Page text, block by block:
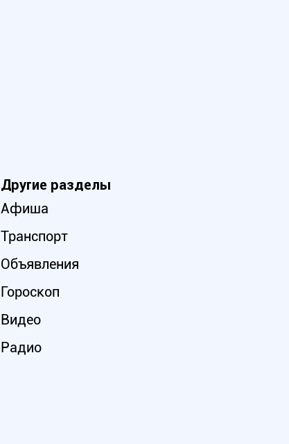
Другие разделы
Афиша
Транспорт
Объявления
Гороскоп
Видео
Радио